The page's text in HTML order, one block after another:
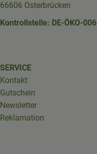
66606 Osterbrücken
Kontrollstelle: DE-ÖKO-006
SERVICE
Kontakt
Gutschein
Newsletter
Reklamation